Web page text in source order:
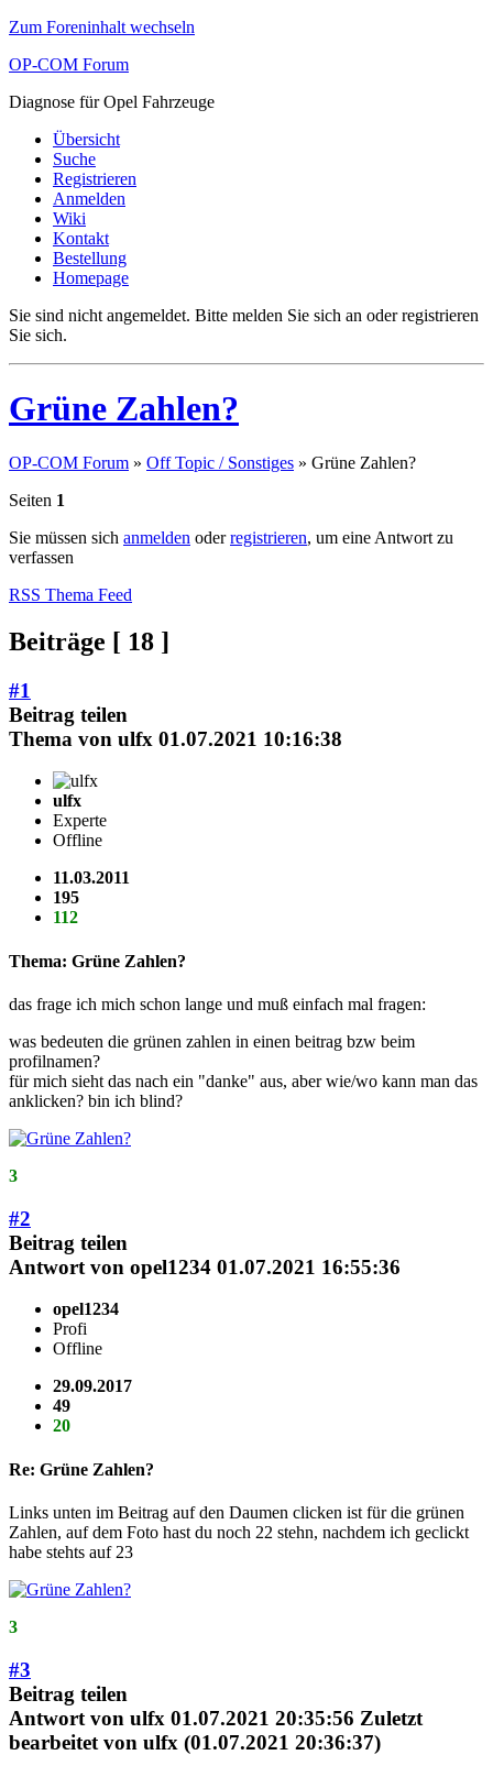
Zum Foreninhalt wechseln
OP-COM Forum
Diagnose für Opel Fahrzeuge
Übersicht
Suche
Registrieren
Anmelden
Wiki
Kontakt
Bestellung
Homepage
Sie sind nicht angemeldet. Bitte melden Sie sich an oder registrieren
Sie sich.
Grüne Zahlen?
OP-COM Forum » Off Topic / Sonstiges » Grüne Zahlen?
Seiten 1
Sie müssen sich anmelden oderregistrieren, um eine Antwort zu
verfassen
RSS Thema Feed
Beiträge [ 18 ]
#1
Beitrag teilen
Thema von ulfx 01.07.2021 10:16:38
ulfx
Experte
Offline
11.03.2011
195
112
Thema: Grüne Zahlen?
das frage ich mich schon lange und muß einfach mal fragen:
was bedeuten die grünen zahlen in einen beitrag bzw beim
profilnamen?
für mich sieht das nach ein "danke" aus, aber wie/wo kann man das
anklicken? bin ich blind?
3
#2
Beitrag teilen
Antwort von opel1234 01.07.2021 16:55:36
opel1234
Profi
Offline
29.09.2017
49
20
Re: Grüne Zahlen?
Links unten im Beitrag auf den Daumen clicken ist für die grünen
Zahlen, auf dem Foto hast du noch 22 stehn, nachdem ich geclickt
habe stehts auf 23
3
#3
Beitrag teilen
Antwort von ulfx 01.07.2021 20:35:56 Zuletzt
bearbeitet von ulfx (01.07.2021 20:36:37)